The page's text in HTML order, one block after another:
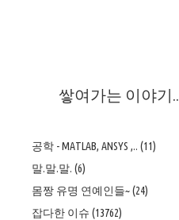
쌓여가는 이야기..
공학 - MATLAB, ANSYS ,.. (11)
말.말.말. (6)
몸짱 유명 연예인들~(24)
잡다한 이슈 (13762)